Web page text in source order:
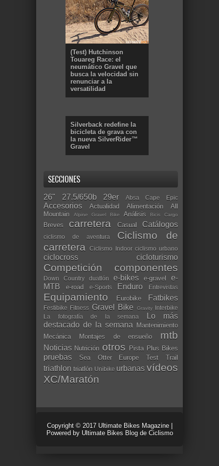
(Test) Hutchinson
Touareg Race: el
neumático Gravel que
busca la velocidad sin
renunciar a la
versatilidad
Silverback redefine la
bicicleta de grava con
la nueva SilverRider™
Gravel
SECCIONES
26" 27.5/650b 29er Absa Cape Epic
Accesorios Actualidad Alimentación
All
Mountain
Alpine Gravel Bike Análisis Bicis Cargo
Breves carretera Casual Catálogos
ciclismo de aventura
Ciclismo de
carretera
Ciclismo Indoor ciclismo urbano
ciclocross cicloturismo
Competición componentes
Down Country duatlón e-bikes e-gravel
e-
MTB
e-road e-Sports Enduro Entrevistas
Equipamiento Eurobike Fatbikes
Festibike Fitness Gravel Bike Gravity Interbike
La fotografía de la semana
Lo más
destacado de la semana
Mantenimiento
Mecánica
Montajes de ensueño mtb
Noticias Nutrición otros Pista Plus Bikes
pruebas Sea Otter Europe Test Trail
triathlon triatlón Unibike urbanas vídeos
XC/Maratón
Copyright © 2017 Ultimate Bikes Magazine|
Powered by Ultimate Bikes Blog de Ciclismo